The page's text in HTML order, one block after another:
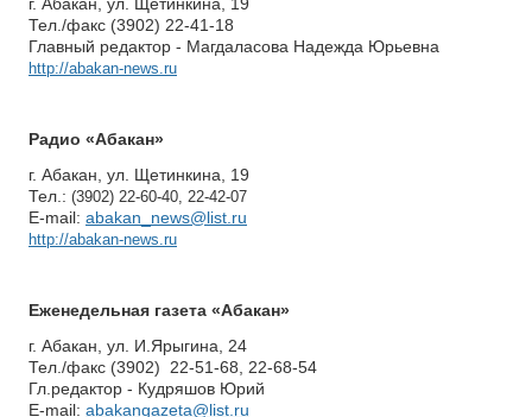
Тел./факс (3902) 22-41-18
Главный редактор - Магдаласова Надежда Юрьевна
http://abakan-news.ru
Радио «Абакан»
г. Абакан, ул. Щетинкина, 19
Тел.: (3902) 22-60-40, 22-42-07
E-mail: abakan_news@list.ru
http://abakan-news.ru
Еженедельная гaзета «Абакан»
г. Абакан, ул. И.Ярыгина, 24
Тел./факс (3902) 22-51-68, 22-68-54
Гл.редактор - Кудряшов Юрий
E-mail: abakangazeta@list.ru